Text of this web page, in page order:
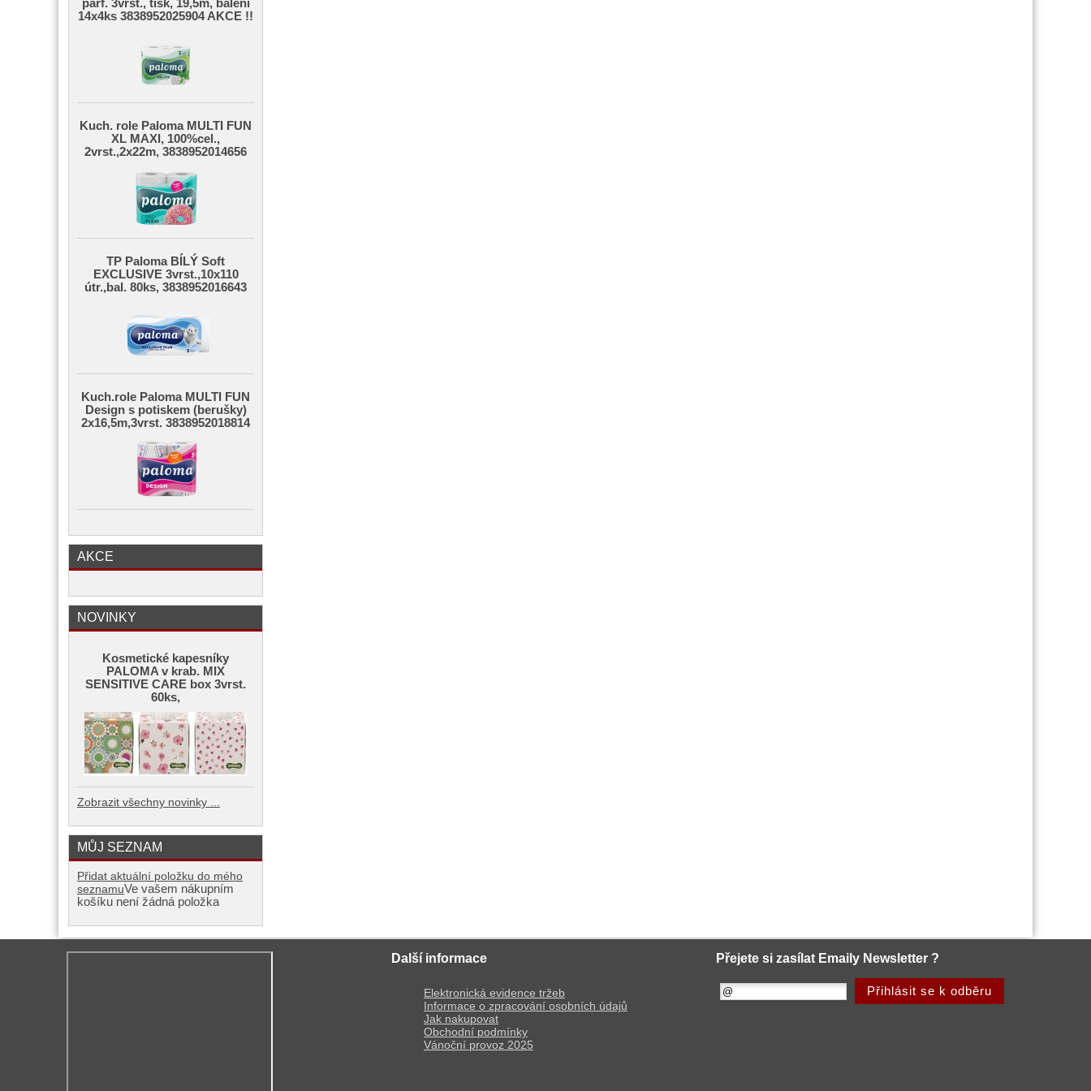
parf. 3vrst., tisk, 19,5m, balení
14x4ks 3838952025904 AKCE !!
Kuch. role Paloma MULTI FUN
XL MAXI, 100%cel.,
2vrst.,2x22m, 3838952014656
TP Paloma BÍLÝ Soft
EXCLUSIVE 3vrst.,10x110
útr.,bal. 80ks, 3838952016643
Kuch.role Paloma MULTI FUN
Design s potiskem (berušky)
2x16,5m,3vrst. 3838952018814
AKCE
NOVINKY
Kosmetické kapesníky
PALOMA v krab. MIX
SENSITIVE CARE box 3vrst.
60ks,
Zobrazit všechny novinky ...
MŮJ SEZNAM
Přidat aktuální položku do mého
seznamuVe vašem nákupním
košíku není žádná položka
Další informace
Elektronická evidence tržeb
Informace o zpracování osobních údajů
Jak nakupovat
Obchodní podmínky
Vánoční provoz 2025
Přejete si zasílat Emaily Newsletter ?